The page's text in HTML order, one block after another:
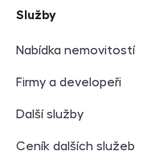
Služby
Nabídka nemovitostí
Firmy a developeři
Další služby
Ceník dalších služeb